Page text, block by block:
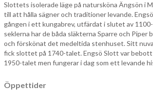
Slottets isolerade läge på natursköna Ängsön i
till att hålla sägner och traditioner levande.
gången i ett kungabrev, utfärdat i slutet av
seklerna har de båda släkterna Sparre och Piper
och förskönat det medeltida stenhuset. Sitt
fick slottet på 1740-talet. Engsö Slott var
1950-talet men fungerar i dag som ett levande
Öppettider